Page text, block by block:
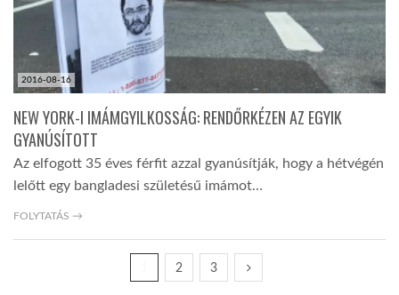
2016-08-16
NEW YORK-I IMÁMGYILKOSSÁG: RENDŐRKÉZEN AZ EGYIK
GYANÚSÍTOTT
Az elfogott 35 éves férfit azzal gyanúsítják, hogy a hétvégén
lelőtt egy bangladesi születésű imámot…
FOLYTATÁS →
2 3